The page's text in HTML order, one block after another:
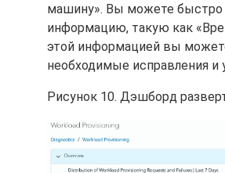
машину». Вы можете быстро
информацию, такую как
этой информацией вы
необходимые исправления и
Рисунок 10. Дэшборд